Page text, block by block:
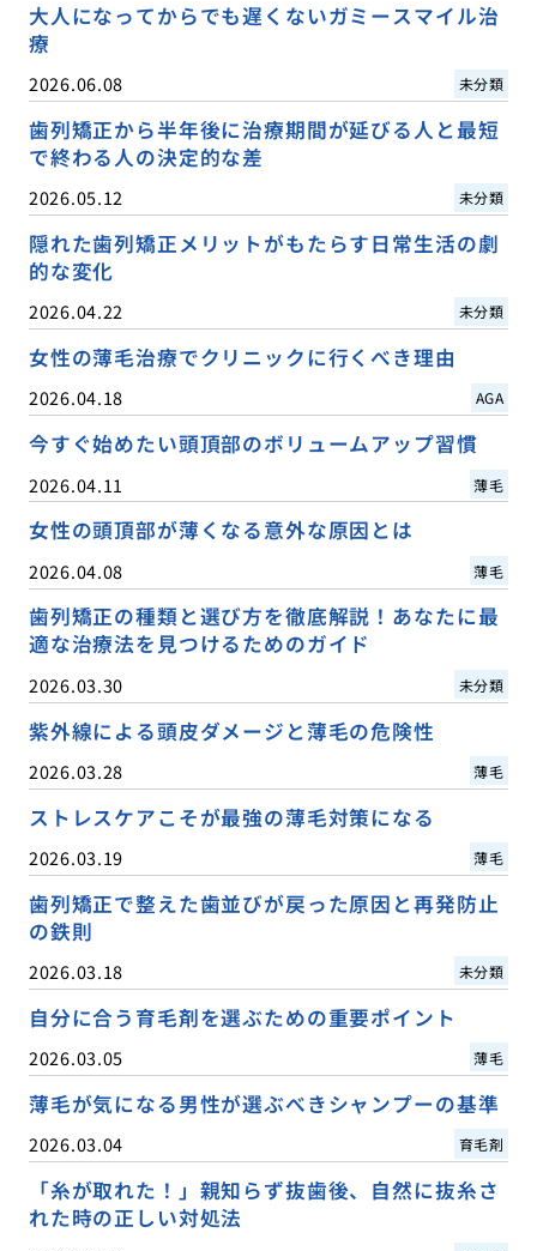
大人になってからでも遅くないガミースマイル治
療
2026.06.08 未分類
歯列矯正から半年後に治療期間が延びる人と最短
で終わる人の決定的な差
2026.05.12 未分類
隠れた歯列矯正メリットがもたらす日常生活の劇
的な変化
2026.04.22 未分類
女性の薄毛治療でクリニックに行くべき理由
2026.04.18 AGA
今すぐ始めたい頭頂部のボリュームアップ習慣
2026.04.11 薄毛
女性の頭頂部が薄くなる意外な原因とは
2026.04.08 薄毛
歯列矯正の種類と選び方を徹底解説！あなたに最
適な治療法を見つけるためのガイド
2026.03.30 未分類
紫外線による頭皮ダメージと薄毛の危険性
2026.03.28 薄毛
ストレスケアこそが最強の薄毛対策になる
2026.03.19 薄毛
歯列矯正で整えた歯並びが戻った原因と再発防止
の鉄則
2026.03.18 未分類
自分に合う育毛剤を選ぶための重要ポイント
2026.03.05 薄毛
薄毛が気になる男性が選ぶべきシャンプーの基準
2026.03.04 育毛剤
「糸が取れた！」親知らず抜歯後、自然に抜糸さ
れた時の正しい対処法